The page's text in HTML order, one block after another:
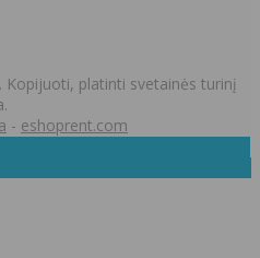
platinti svetainės turinį
- eshoprent.com